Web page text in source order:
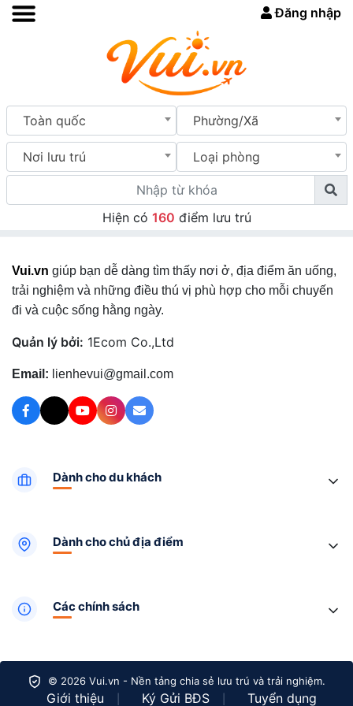
Đăng nhập
Toàn quốc Phường/Xã
Nơi lưu trú Loại phòng
Hiện có 160 điểm lưu trú
Vui.vn giúp bạn dễ dàng tìm thấy nơi ở, địa điểm ăn uống,
trải nghiệm và những điều thú vị phù hợp cho mỗi chuyến
đi và cuộc sống hằng ngày.
Quản lý bởi: 1Ecom Co.,Ltd
Email: lienhevui@gmail.com
Dành cho du khách
Dành cho chủ địa điểm
Các chính sách
© 2026 Vui.vn - Nền tảng chia sẻ lưu trú và trải nghiệm.
Giới thiệu Ký Gửi BĐS Tuyển dụng